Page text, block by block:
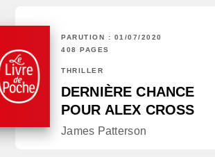
PARUTION : 01/07/2020
408 PAGES
THRILLER
DERNIÈRE CHANCE
POUR ALEX CROSS
James Patterson